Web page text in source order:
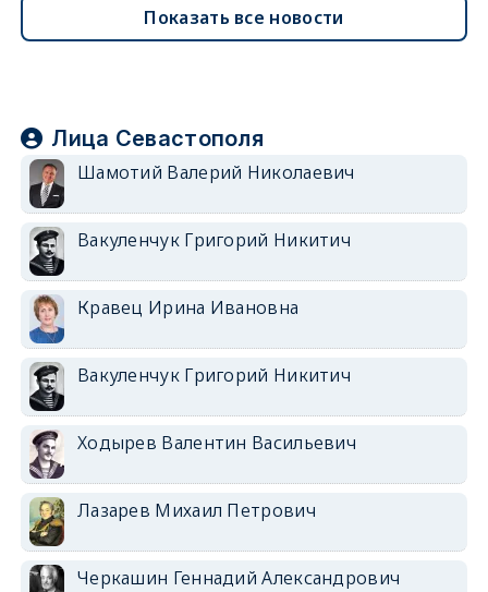
Показать все новости
Лица Севастополя
Шамотий Валерий Николаевич
Вакуленчук Григорий Никитич
Кравец Ирина Ивановна
Вакуленчук Григорий Никитич
Ходырев Валентин Васильевич
Лазарев Михаил Петрович
Черкашин Геннадий Александрович